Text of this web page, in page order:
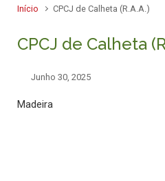
Início CPCJ de Calheta (R.A.A.)
CPCJ de Calheta
Junho 30, 2025
Madeira